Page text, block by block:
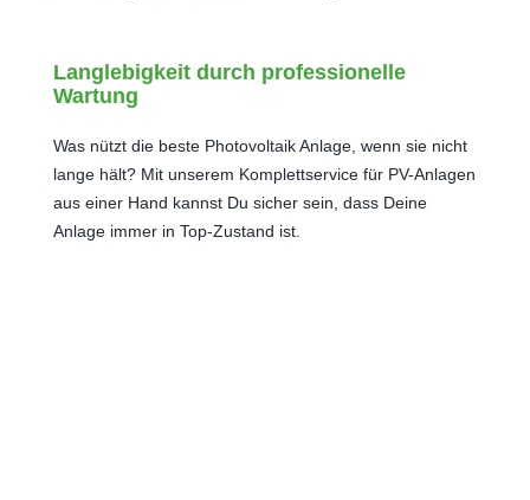
Langlebigkeit durch professionelle
Wartung
Was nützt die beste Photovoltaik Anlage, wenn sie nicht
lange hält? Mit unserem Komplettservice für PV-Anlagen
aus einer Hand kannst Du sicher sein, dass Deine
Anlage immer in Top-Zustand ist.